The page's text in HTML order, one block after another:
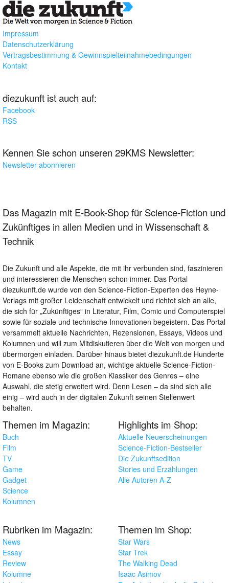
Impressum
Datenschutzerklärung
Vertragsbestimmung & Gewinnspielteilnahmebedingungen
Kontakt
diezukunft ist auch auf:
Facebook
RSS
Kennen Sie schon unseren 29KMS Newsletter:
Newsletter abonnieren
Das Magazin mit E-Book-Shop für Science-Fiction und
Zukünftiges in allen Medien und in Wissenschaft &
Technik
Die Zukunft und alle Aspekte, die mit ihr verbunden sind, faszinieren
und interessieren die Menschen schon immer. Das Portal
diezukunft.de wurde von den Science-Fiction-Experten des Heyne-
Verlags mit großer Leidenschaft entwickelt und richtet sich an alle,
die sich für „Zukünftiges“ in Literatur, Film, Comic und Computerspiel
sowie für soziale und technische Innovationen begeistern. Das Portal
versammelt aktuelle Nachrichten, Rezensionen, Essays, Videos und
Kolumnen und will zum Mitdiskutieren über die Welt von morgen und
übermorgen einladen. Darüber hinaus bietet diezukunft.de Hunderte
von E-Books zum Download an, wichtige aktuelle Science-Fiction-
Romane ebenso wie die großen Klassiker des Genres – eine
Auswahl, die stetig erweitert wird. Denn Lesen – da sind sich alle
einig – wird auch in der digitalen Zukunft seinen Stellenwert
behalten.
Themen im Magazin:
Buch
Film
TV
Game
Gadget
Science
Kolumnen
Highlights im Shop:
Aktuelle Neuerscheinungen
Science-Fiction-Bestseller
Die Zukunftsedition
Stories und Erzählungen
Alle Autoren A-Z
Rubriken im Magazin:
News
Essay
Review
Kolumne
Themen im Shop:
Star Wars
Star Trek
The Walking Dead
Isaac Asimov